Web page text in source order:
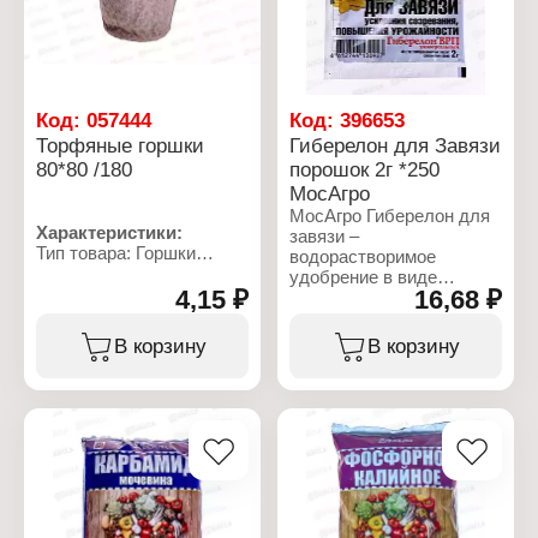
Упаковка: пакет
Объем: 1 кг
Код: 057444
Торфяные горшки
80*80 /180
Характеристики:
Тип товара: Горшки
Форма: круглый
Материал: торф
4,15 ₽
В корзину
Код:396653
Гиберелон для Завязи
порошок 2г *250
МосАгро
МосАгро Гиберелон для
завязи –
водорастворимое
удобрение в виде
порошка с действующим
Применяется в качестве
внекорневой подкормки
декоративных культур.
Препарат стимулирует
образование и снижение
опадения завязей,
ускоряет созревание,
повышает урожайность и
16,68 ₽
В корзину